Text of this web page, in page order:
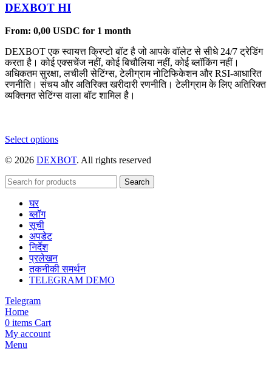
DEXBOT HI
From: 0,00 USDC for 1 month
DEXBOT एक स्वायत्त क्रिप्टो बॉट है जो आपके वॉलेट से सीधे 24/7 ट्रेडिंग
करता है। कोई एक्सचेंज नहीं, कोई बिचौलिया नहीं, कोई ब्लॉकिंग नहीं।
अधिकतम सुरक्षा, लचीली सेटिंग्स, टेलीग्राम नोटिफिकेशन और RSI-आधारित
रणनीति। संचय और अतिरिक्त खरीदारी रणनीति। टेलीग्राम के लिए अतिरिक्त
व्यक्तिगत सेटिंग्स वाला बॉट शामिल है।
Select optionsThis
has
variants.
the
product
page
© 2026 DEXBOT. All rights reserved
Search
घर
ब्लॉग
सूची
अपडेट
निर्देश
प्रलेखन
तकनीकी समर्थन
TELEGRAM DEMO
Telegram
Home
0 items Cart
My account
Menu